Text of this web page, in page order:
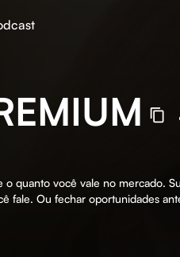
o quanto você vale no mercado.
fale. Ou fechar oportunidades